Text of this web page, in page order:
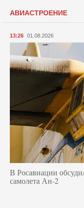
АВИАСТРОЕНИЕ
13:26 01.08.2026
В Росавиации
самолета Ан-2